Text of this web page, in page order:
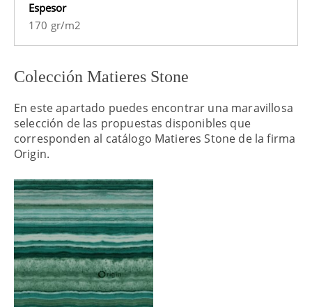
Espesor
170 gr/m2
Colección Matieres Stone
En este apartado puedes encontrar una maravillosa
selección de las propuestas disponibles que
corresponden al catálogo Matieres Stone de la firma
Origin.